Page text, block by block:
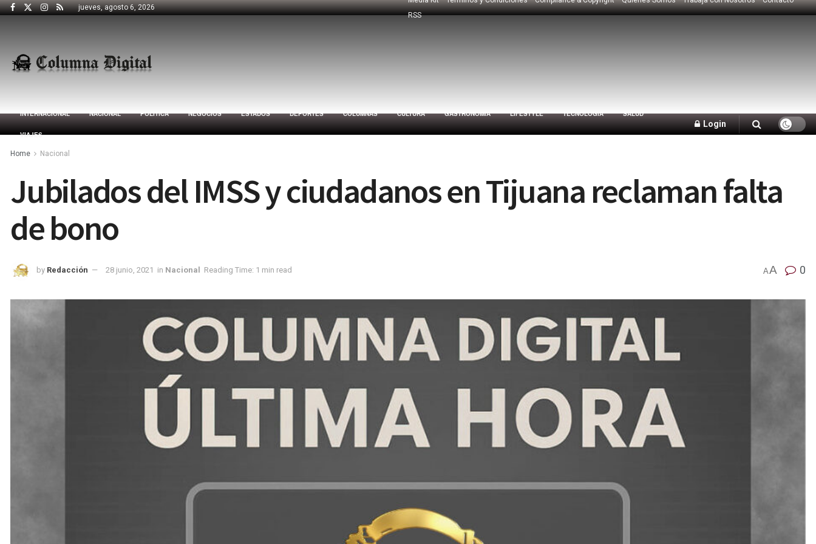
jueves, agosto 6, 2026
RSS
INTERNACIONAL NACIONAL POLÍTICA NEGOCIOS ESTADOS DEPORTES COLUMNAS CULTURA GASTRONOMÍA LIFESTYLE TECNOLOGÍA SALUD
VIAJES
Login
Home Nacional
Jubilados del IMSS y ciudadanos en Tijuana reclaman falta
de bono
by Redacción 28 junio, 2021 in Nacional Reading Time: 1 min read AA 0